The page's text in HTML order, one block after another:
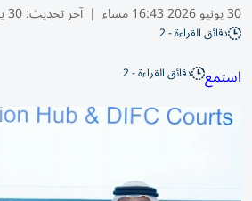
30 يونيو 2026 16:43 مساء | آخر تحديث:30 يونيو 19:41 2026
دقائق القراءة - 2
استمع دقائق القراءة - 2